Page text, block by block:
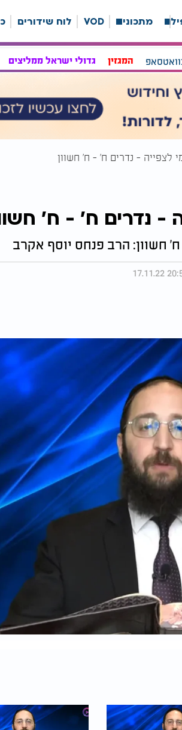
מתכונים VOD לוח שידורים
המגזין גדולי ישראל ממליצים
לצפייה - נדרים ח' - ח' חשוון
- נדרים ח' - ח'
ח' חשוון: הרב פנחס יוסף אקרב